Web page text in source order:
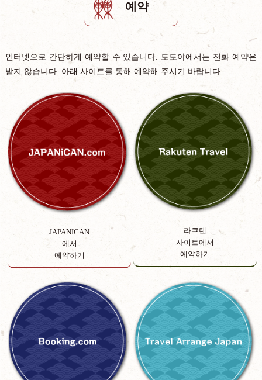
예약
인터넷으로 간단하게 예약할 수 있습니다. 토토야에서는 전화 예약은
받지 않습니다. 아래 사이트를 통해 예약해 주시기 바랍니다.
JAPANICAN
에서
예약하기
라쿠텐
사이트에서
예약하기